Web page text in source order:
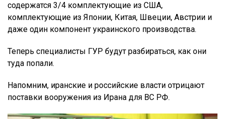
содержатся 3/4 комплектующие из США,
комплектующие из Японии, Китая, Швеции, Австрии и
даже один компонент украинского производства.
Теперь специалисты ГУР будут разбираться, как они
туда попали.
Напомним, иранские и российские власти отрицают
поставки вооружения из Ирана для ВС РФ.